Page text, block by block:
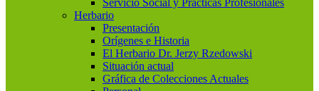
Servicio Social y Prácticas Profesionales
Herbario
Presentación
Orígenes e Historia
El Herbario Dr. Jerzy Rzedowski
Situación actual
Gráfica de Colecciones Actuales